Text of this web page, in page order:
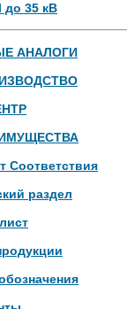
до 35 кВ
АНАЛОГИ
Соответствия
раздел
20 МВт в 2
6-10 кВ)